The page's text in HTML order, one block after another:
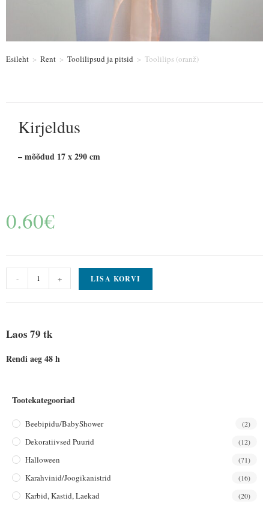
Esileht > Rent > Toolilipsud ja pitsid > Toolilips (oranž)
Kirjeldus
– mõõdud 17 x 290 cm
0.60€
- + LISA KORVI
Laos 79 tk
Rendi aeg 48 h
Tootekategooriad
Beebipidu/BabyShower (2)
Dekoratiivsed Puurid (12)
Halloween (71)
Karahvinid/joogikanistrid (16)
Karbid, Kastid, Laekad (20)